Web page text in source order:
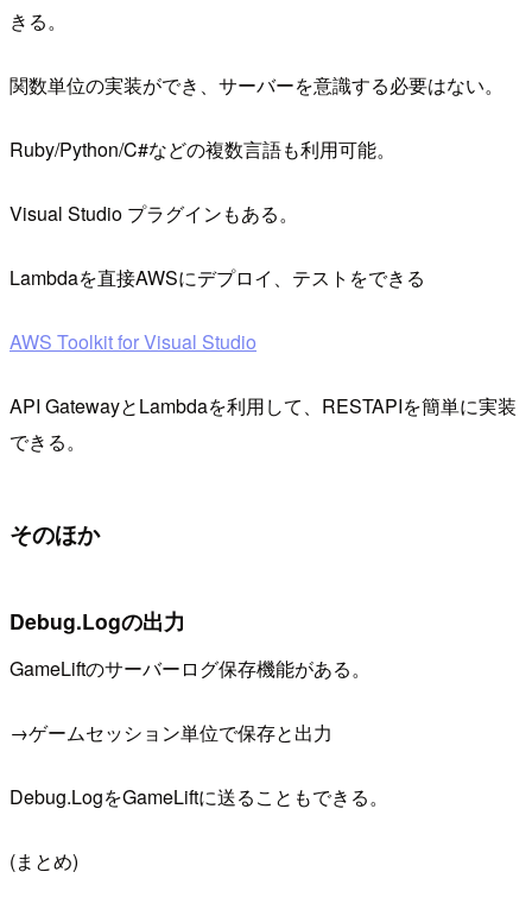
きる。
関数単位の実装ができ、サーバーを意識する必要はない。
Ruby/Python/C#などの複数言語も利用可能。
Visual Studio プラグインもある。
Lambdaを直接AWSにデプロイ、テストをできる
AWS Toolkit for Visual Studio
API GatewayとLambdaを利用して、RESTAPIを簡単に実装
できる。
そのほか
Debug.Logの出力
GameLiftのサーバーログ保存機能がある。
→ゲームセッション単位で保存と出力
Debug.LogをGameLiftに送ることもできる。
(まとめ)